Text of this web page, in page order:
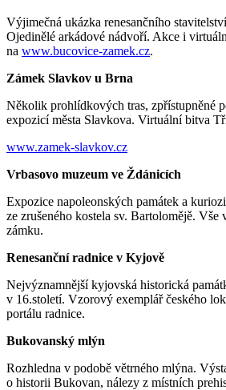
Výjimečná ukázka renesančního
Ojedinělé arkádové nádvoří. Akce i
na www.bucovice-zamek.cz.
Zámek Slavkov u Brna
Několik prohlídkových tras, zpřístupněné
expozicí města Slavkova. Virtuální bitva
www.zamek-slavkov.cz
Vrbasovo muzeum ve Ždánicích
Expozice napoleonských památek a
ze zrušeného kostela sv. Bartolomějě.
zámku.
Renesanční radnice v Kyjově
Nejvýznamnější kyjovská historická
v 16.století. Vzorový exemplář českého
portálu radnice.
Bukovanský mlýn
Rozhledna v podobě větrného mlýna.
o historii Bukovan, nálezy z místních